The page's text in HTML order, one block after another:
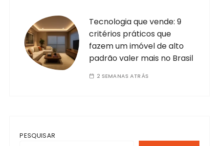
Tecnologia que vende: 9
critérios práticos que
fazem um imóvel de alto
padrão valer mais no Brasil
2 SEMANAS ATRÁS
PESQUISAR